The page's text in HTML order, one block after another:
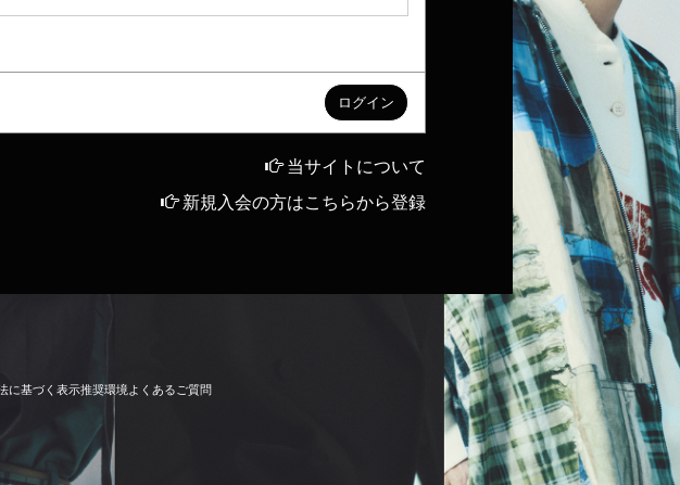
当サイトについて
新規入会の方はこちらから登録
に基づ く 表示推奨環境よ く あるご質問